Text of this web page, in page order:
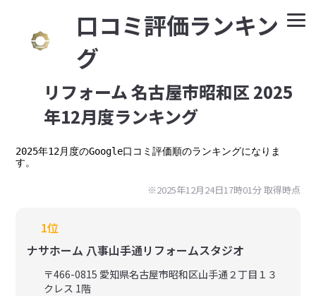
⼝コミ評価ランキン
グ
リフォーム 名古屋市昭和区 2025
年12月度ランキング
2025年12月度のGoogle口コミ評価順のランキングになりま
す。
※2025年12月24日17時01分 取得時点
1位
ナサホーム 八事山手通リフォームスタジオ
〒466-0815 愛知県名古屋市昭和区山手通２丁目１３
クレス 1階